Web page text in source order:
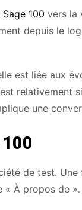
Sage 100 vers la
depuis le
est liée aux
relativement
une
de test.
« À propos de ».